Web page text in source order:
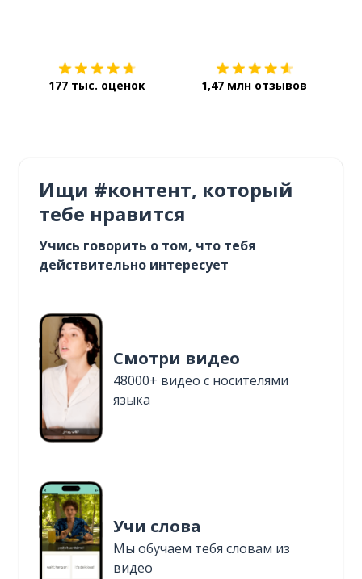
177 тыс. оценок 1,47 млн отзывов
Ищи #контент, который
тебе нравится
Учись говорить о том, что тебя
действительно интересует
Смотри видео
48000+ видео с носителями
языка
Учи слова
Мы обучаем тебя словам из
видео